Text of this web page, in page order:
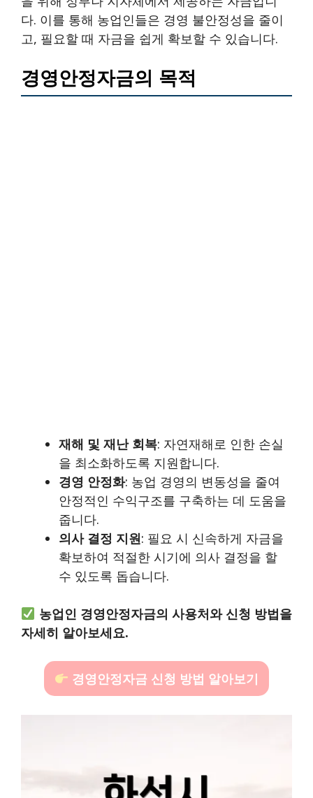
다. 이를 통해 농업인들은 경영 불안정성을 줄이
고, 필요할 때 자금을 쉽게 확보할 수 있습니다.
경영안정자금의 목적
재해 및 재난 회복: 자연재해로 인한 손실
을 최소화하도록 지원합니다.
경영 안정화: 농업 경영의 변동성을 줄여
안정적인 수익구조를 구축하는 데 도움을
줍니다.
의사 결정 지원: 필요 시 신속하게 자금을
확보하여 적절한 시기에 의사 결정을 할
수 있도록 돕습니다.
농업인 경영안정자금의 사용처와 신청 방법을
자세히 알아보세요.
경영안정자금 신청 방법 알아보기